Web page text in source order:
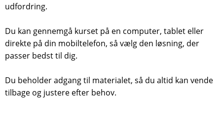
udfordring.
Du kan gennemgå kurset på en computer, tablet eller
direkte på din mobiltelefon, så vælg den løsning, der
passer bedst til dig.
Du beholder adgang til materialet, så du altid kan vende
tilbage og justere efter behov.